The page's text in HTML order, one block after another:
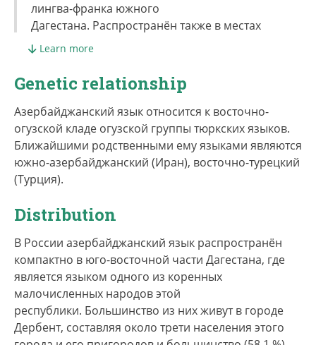
лингва-франка южного
Дагестана. Распространён также в местах
компактного проживания азербайджанцев в
Азербайджан), Грузии (Квемо-Картли), Турции
(Карс, Ыгдыр) и Ирака (Киркук, Эрбиль). Общее
число говорящих — от 24 до 35 млн человек по
разным оценкам.
В азербайджанском языке выделяются 4
диалектные группы: восточная (бакинский,
диалекты, муганский и ленкоранский
говоры); западная (карабахский, гянджинский и
газахский (не путать с казахским языком)
диалекты, айрумский говор); северная
(шекинский диалект, загатало-кахский
говор); южная (тебризский, урмийский, хойский,
кушчийский, марагинский, мерендский,
орьянтепейский, туркменчайский,
Learn more
Genetic relationship
Азербайджанский язык относится к восточно-
огузской кладе огузской группы тюркских языков.
Ближайшими родственными ему языками являются
южно-азербайджанский (Иран), восточно-турецкий
(Турция).
Distribution
В России азербайджанский язык распространён
компактно в юго-восточной части Дагестана, где
является языком одного из коренных
малочисленных народов этой
республики. Большинство из них живут в городе
Дербент, составляя около трети населения этого